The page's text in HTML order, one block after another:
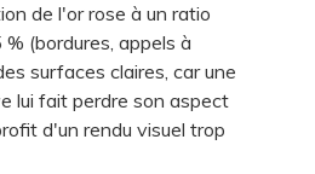
de l'or rose à un ratio
(bordures, appels à
surfaces claires, car une
lui fait perdre son aspect
d'un rendu visuel trop